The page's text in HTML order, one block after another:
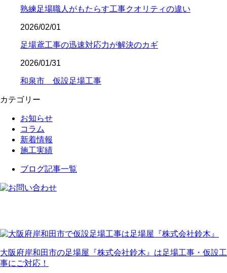
熟練足場職人がもたらす工事クオリティの違い
2026/02/01
足場鳶工事の迅速対応力が解決のカギ
2026/01/31
和泉市 仮設足場工事
カテゴリー
お知らせ
コラム
新着情報
施工実績
ブログ記事一覧
大阪府岸和田市の足場屋『株式会社鈴木』は足場工事・仮設工
事にご対応！